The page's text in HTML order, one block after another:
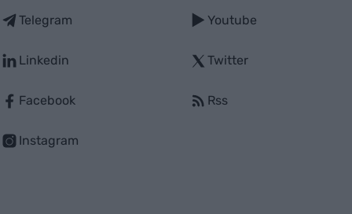
Telegram
Linkedin
Facebook
Instagram
Youtube
Twitter
Rss